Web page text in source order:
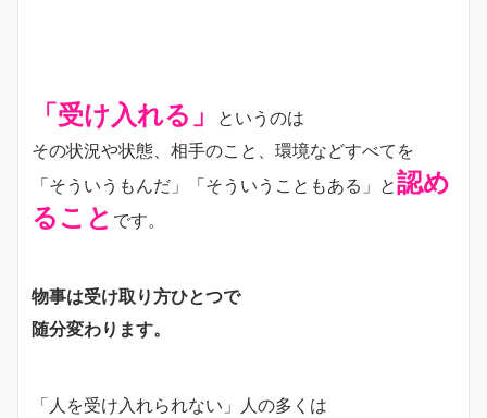
「受け入れる」
というのは
その状況や状態、相手のこと、環境などすべてを
「そういうもんだ」「そういうこともある」と認め
ること です。
物事は受け取り方ひとつで
随分変わります。
「人を受け入れられない」人の多くは